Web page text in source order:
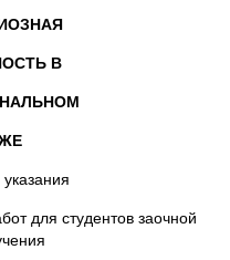
В
для студентов заочной